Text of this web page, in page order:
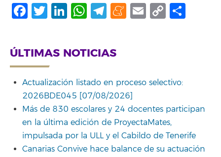
Facebook
Twitter
LinkedIn
WhatsApp
Telegram
Meneame
Email
Copy
ÚLTIMAS NOTICIAS
Actualización listado en proceso selectivo:
2026BDE045 [07/08/2026]
Más de 830 escolares y 24 docentes participan
en la última edición de ProyectaMates,
impulsada por la ULL y el Cabildo de Tenerife
Canarias Convive hace balance de su actuación